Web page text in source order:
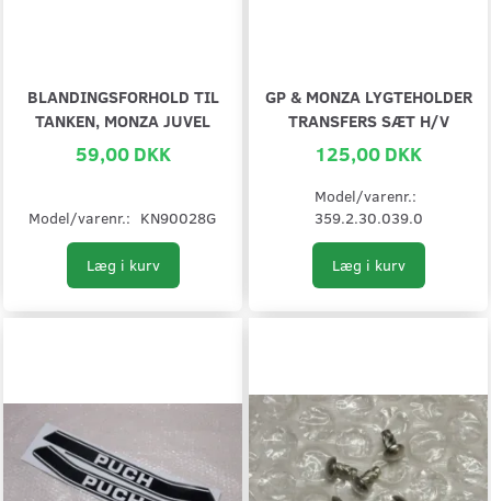
BLANDINGSFORHOLD TIL
TANKEN, MONZA JUVEL
59,00 DKK
Model/varenr.: KN90028G
Læg i kurv
GP & MONZA LYGTEHOLDER
TRANSFERS SÆT H/V
125,00 DKK
Model/varenr.:
359.2.30.039.0
Læg i kurv